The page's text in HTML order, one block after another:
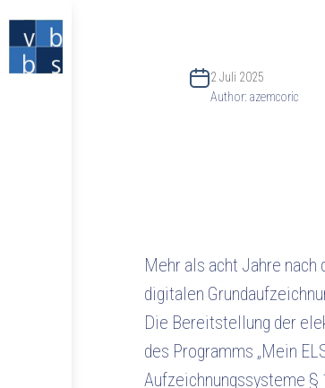
2 Juli 2025
Author:azemcoric
Mehr als acht Jahre nach
digitalen
Die Bereitstellung der
des Programms „Mein
Aufzeichnungssysteme §